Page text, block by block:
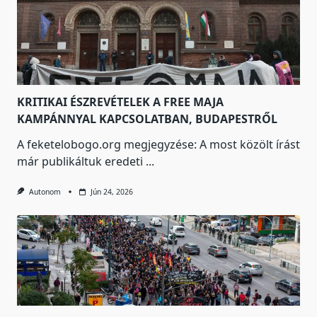
KRITIKAI ÉSZREVÉTELEK A FREE MAJA
KAMPÁNNYAL KAPCSOLATBAN, BUDAPESTRŐL
A feketelobogo.org megjegyzése: A most közölt írást
már publikáltuk eredeti ...
Autonom Jún 24, 2026